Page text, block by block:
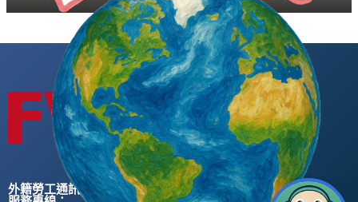
外籍勞工通訊社版權所有 ©